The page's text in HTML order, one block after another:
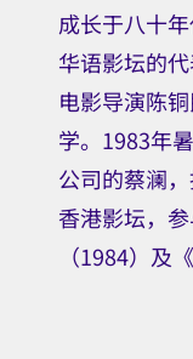
成长于八十
华语影坛的
电影导演陈
学。1983年
公司的蔡澜
香港影坛，
（1984）及